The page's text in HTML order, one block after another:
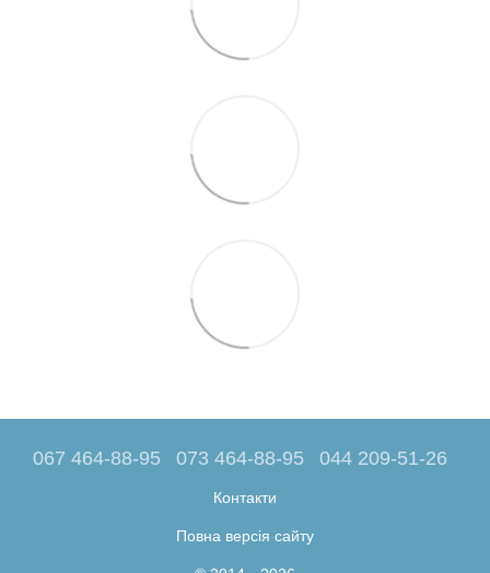
067 464-88-95 073 464-88-95 044 209-51-26
Контакти
Повна версія сайту